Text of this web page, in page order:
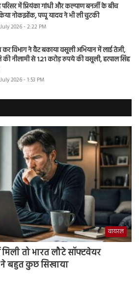
में प्रियंका गांधी और कल्याण बनर्जी के बीच
नोकझोंक, पप्पू यादव ने भी ली चुटकी
2026 - 2:22 PM
कर विभाग ने वैट बकाया वसूली अभियान में लाई तेजी,
की नीलामी से 1.21 करोड़ रुपये की वसूली, हरपाल सिंह
2026 - 1:53 PM
वायरल
तो भारत लौटे सॉफ्टवेयर
ने बहुत कुछ सिखाया